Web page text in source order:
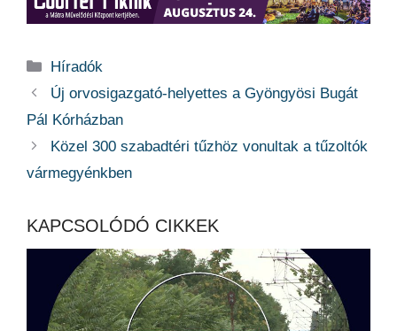
Kategória
Híradók
Új orvosigazgató-helyettes a Gyöngyösi Bugát
Pál Kórházban
Közel 300 szabadtéri tűzhöz vonultak a tűzoltók
vármegyénkben
KAPCSOLÓDÓ CIKKEK